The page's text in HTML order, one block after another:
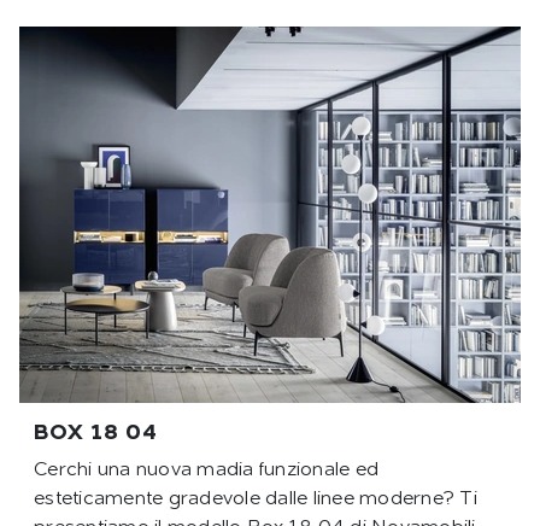
BOX 18 04
Cerchi una nuova madia funzionale ed
esteticamente gradevole dalle linee moderne? Ti